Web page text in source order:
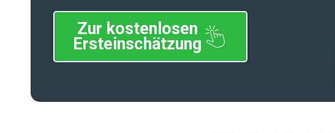
Zur kostenlosen
Ersteinschätzung